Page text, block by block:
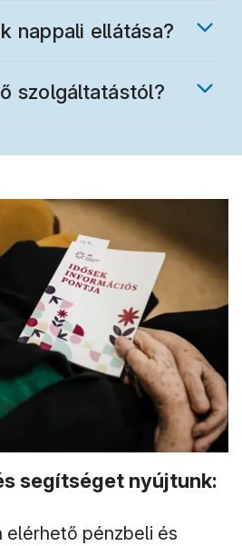
nappali ellátása?
szolgáltatástól?
segítséget nyújtunk:
elérhető pénzbeli és